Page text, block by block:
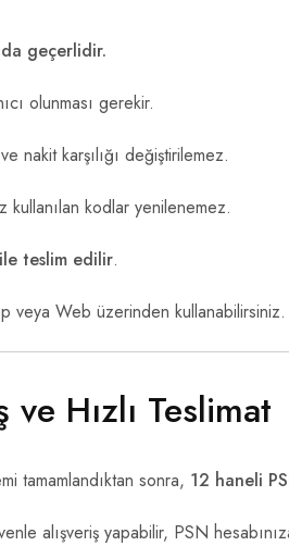
geçerlidir.
olunması gerekir.
ve nakit karşılığı değiştirilemez.
kodlar yenilenemez.
teslim edilir.
veya Web üzerinden kullanabilirsiniz.
Hızlı Teslimat
tamamlandıktan sonra, 12 haneli
alışveriş yapabilir, PSN